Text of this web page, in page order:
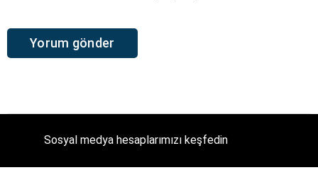
Sosyal medya hesaplarımızı keşfedin